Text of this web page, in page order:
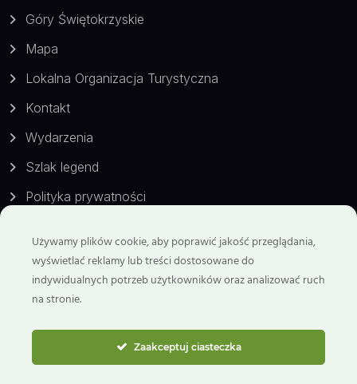
Góry Świętokrzyskie
Mapa
Lokalna Organizacja Turystyczna
Kontakt
Wydarzenia
Szlak legend
Polityka prywatności
Kontakt
Telefon:
Używamy plików cookie, aby poprawić jakość przeglądania,
wyświetlać reklamy lub treści dostosowane do
indywidualnych potrzeb użytkowników oraz analizować ruch
na stronie.
Zaakceptuj ciasteczka